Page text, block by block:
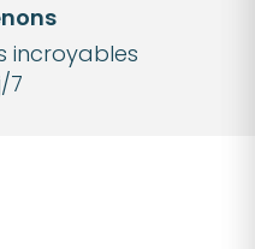
incroyables
7